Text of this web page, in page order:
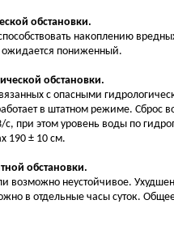
обстановки.
накоплению
ожидается пониженный.
обстановки.
с опасными
в штатном режиме. Сброс
с, при этом уровень воды по
190 ± 10 см.
обстановки.
возможно неустойчивое.
в отдельные часы суток.